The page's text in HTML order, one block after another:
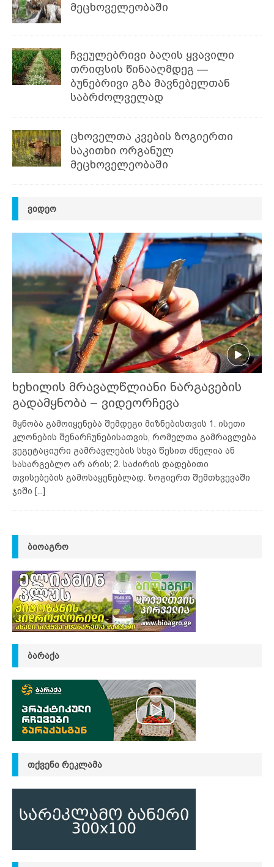
მეცხოველეობაში
ჩვეულებრივი ბაღის ყვავილი
თრიფსის წინააღმდეგ —
ბუნებრივი გზა მავნებელთან
საბრძოლველად
ცხოველთა კვების ზოგიერთი
საკითხი ორგანულ
მეცხოველეობაში
ᲕᲘᲓᲔᲝ
ხეხილის მრავალწლიანი ნარგავების
გადამყნობა – ვიდეორჩევა
მყნობა გამოიყენება შემდეგი მიზნებისთვის 1. ისეთი
კლონების შენარჩუნებისათვის, რომელთა გამრავლება
ვეგეტაციური გამრავლების სხვა წესით ძნელია ან
სასარგებლო არ არის; 2. საძირის დადებითი
თვისებების გამოსაყენებლად. ზოგიერთ შემთხვევაში
ჯიში [...]
ᲑᲘᲝᲐᲒᲠᲝ
ᲑᲐᲠᲐᲥᲐ
ᲗᲥᲕᲔᲜᲘ ᲠᲔᲙᲚᲐᲛᲐ